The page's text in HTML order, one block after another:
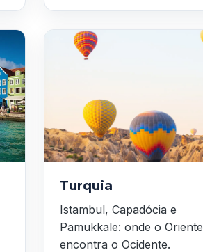
Turquia
Istambul, Capadócia e
Pamukkale: onde o Oriente
encontra o Ocidente.